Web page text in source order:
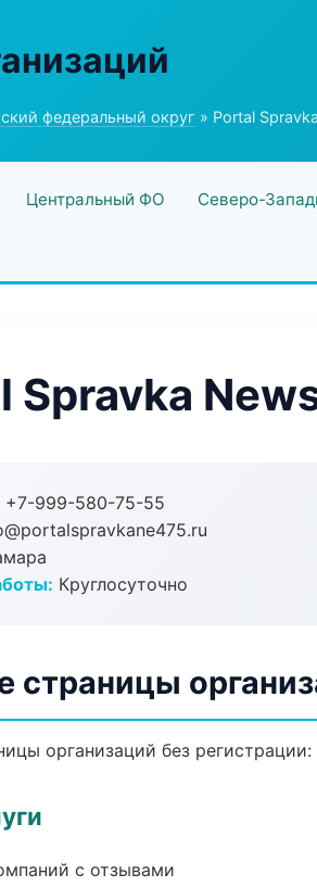
федеральный округ » Portal
Центральный ФО Северо-
Spravka
+7-999-580-75-55
Круглосуточно
страницы
организаций без
с отзывами